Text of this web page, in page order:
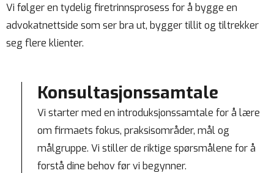
Vi følger en tydelig firetrinnsprosess for å bygge en
advokatnettside som ser bra ut, bygger tillit og tiltrekker
seg flere klienter.
Konsultasjonssamtale
Vi starter med en introduksjonssamtale for å lære
om firmaets fokus, praksisområder, mål og
målgruppe. Vi stiller de riktige spørsmålene for å
forstå dine behov før vi begynner.